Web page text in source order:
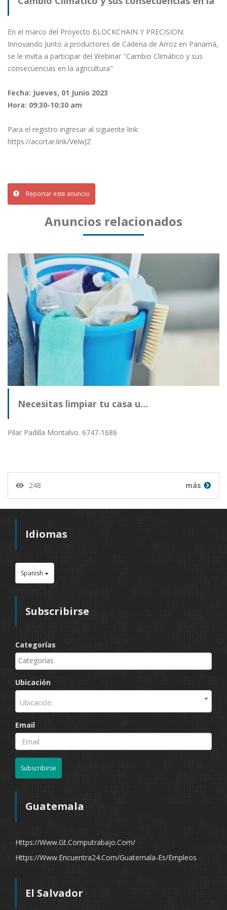
agricultura
En el marco del Proyecto BLOCKCHAIN Y PRECISION:
Innovando Junto a productores de Cadena de Arroz en Panamá,
se le invita a participar del Webinar "Cambio Climático y sus
consecuencias en la agricultura"
Fecha: Jueves, 01 Junio 2023
Hora: 09:30-10:30 am
Para el registro ingresar al siguiente link:
https://acortar.link/VelwJZ
Reportar este anuncio
Anuncios relacionados
Necesitas limpiar tu casa u…
Pilar Padilla Montalvo. 6747-1686
248 más
Idiomas
Spanish
Subscribirse
Categorías
Ubicación
Ubicación
Email
Subscribirse
Guatemala
Https://www.gt.computrabajo.com/
Https://www.encuentra24.com/guatemala-Es/empleos
El Salvador